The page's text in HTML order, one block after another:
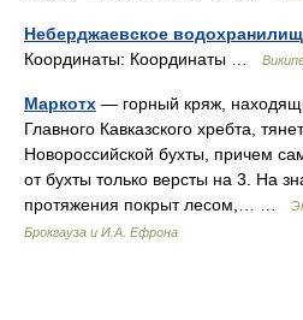
Неберджаевское
Координаты: Координаты …
Маркотх — горный кряж,
Главного Кавказского хребта,
Новороссийской бухты, причем
от бухты только версты на 3. На
протяжения покрыт лесом,… …
Брокгауза и И.А. Ефрона